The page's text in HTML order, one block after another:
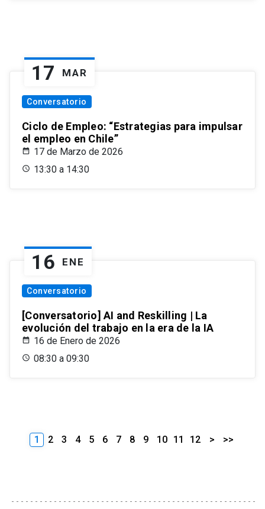
17 MAR
Conversatorio
Ciclo de Empleo: “Estrategias para impulsar
el empleo en Chile”
17 de Marzo de 2026
13:30 a 14:30
16 ENE
Conversatorio
[Conversatorio] AI and Reskilling | La
evolución del trabajo en la era de la IA
16 de Enero de 2026
08:30 a 09:30
1 2 3 4 5 6 7 8 9 10 11 12 > >>